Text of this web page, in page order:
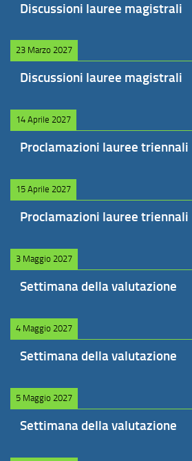
Discussioni lauree magistrali
23 Marzo 2027
Discussioni lauree magistrali
14 Aprile 2027
Proclamazioni lauree triennali
15 Aprile 2027
Proclamazioni lauree triennali
3 Maggio 2027
Settimana della valutazione
4 Maggio 2027
Settimana della valutazione
5 Maggio 2027
Settimana della valutazione